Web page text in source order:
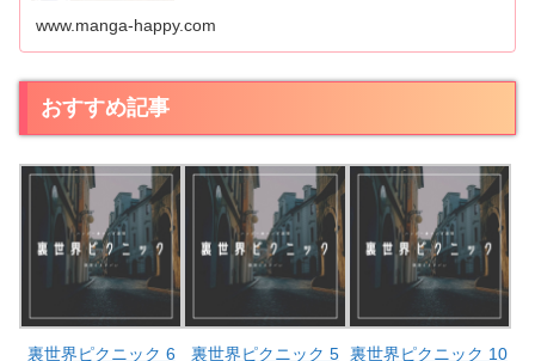
www.manga-happy.com
おすすめ記事
裏世界ピクニック 6
裏世界ピクニック 5
裏世界ピクニック 10